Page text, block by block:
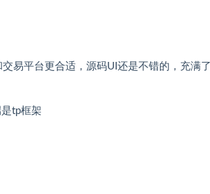
易平台更合适，源码UI还是不错的，充满
tp框架